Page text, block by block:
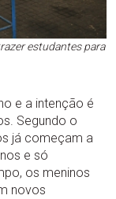
estudantes para
e a intenção é
Segundo o
já começam a
e só
os meninos
novos